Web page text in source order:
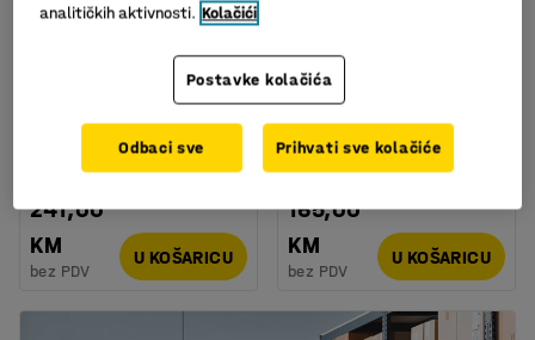
Jedinica za zatezanje:
Art. br.
241,00
KM
bez PDV
U KOŠARICU
Set za vezanje: PP traka
spojnica
165,00
KM
bez PDV
U KOŠARICU
analitičkih aktivnosti. Kolačići
Postavke kolačića
Odbaci sve Prihvati sve kolačiće